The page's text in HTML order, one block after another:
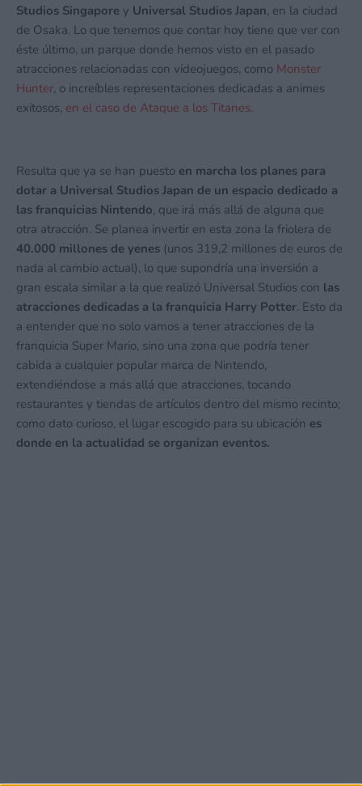
Studios Singapore y Universal Studios Japan, en la ciudad
de Osaka. Lo que tenemos que contar hoy tiene que ver con
éste último, un parque donde hemos visto en el pasado
atracciones relacionadas con videojuegos, como Monster
Hunter, o increíbles representaciones dedicadas a animes
exitosos, en el caso de Ataque a los Titanes.
Resulta que ya se han puesto en marcha los planes para
dotar a Universal Studios Japan de un espacio dedicado a
las franquicias Nintendo, que irá más allá de alguna que
otra atracción. Se planea invertir en esta zona la friolera de
40.000 millones de yenes (unos 319,2 millones de euros de
nada al cambio actual), lo que supondría una inversión a
gran escala similar a la que realizó Universal Studios con las
atracciones dedicadas a la franquicia Harry Potter. Esto da
a entender que no solo vamos a tener atracciones de la
franquicia Super Mario, sino una zona que podría tener
cabida a cualquier popular marca de Nintendo,
extendiéndose a más allá que atracciones, tocando
restaurantes y tiendas de artículos dentro del mismo recinto;
como dato curioso, el lugar escogido para su ubicación es
donde en la actualidad se organizan eventos.